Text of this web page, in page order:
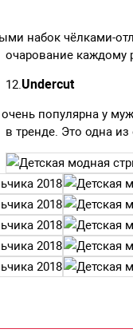
набок чёлками-
очарование каждому
12.Undercut
очень популярна у
в тренде. Это одна